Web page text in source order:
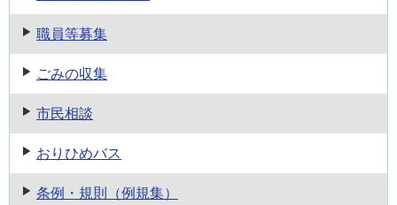
職員等募集
ごみの収集
市民相談
おりひめバス
条例・規則 （例規集）